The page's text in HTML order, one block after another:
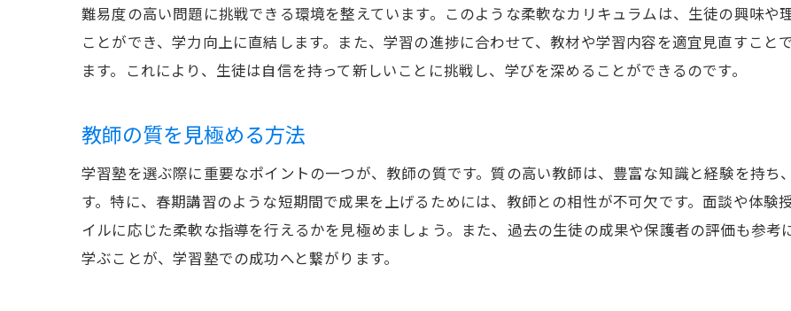
達成感を実感できる課題選び
目標を持つことの重要性
春期講習で新学期の準備を整える
苦手分野を克服するための計画
難易度の高い問題に挑戦できる環境を整えています。このような柔軟なカリキュラムは、生徒の興味や
ことができ、学力向上に直結します。また、学習の進捗に合わせて、教材や学習内容を適宜見直すこと
ます。これにより、生徒は自信を持って新しいことに挑戦し、学びを深めることができるのです。
教師の質を見極める方法
学習塾を選ぶ際に重要なポイントの一つが、教師の質です。質の高い教師は、豊富な知識と経験を持ち
す。特に、春期講習のような短期間で成果を上げるためには、教師との相性が不可欠です。面談や体験
イルに応じた柔軟な指導を行えるかを見極めましょう。また、過去の生徒の成果や保護者の評価も参考
学ぶことが、学習塾での成功へと繋がります。